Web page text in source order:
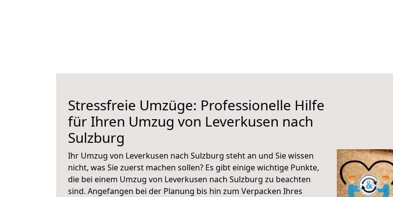
Stressfreie Umzüge: Professionelle Hilfe
für Ihren Umzug von Leverkusen nach
Sulzburg
Ihr Umzug von Leverkusen nach Sulzburg steht an und Sie wissen
nicht, was Sie zuerst machen sollen? Es gibt einige wichtige Punkte,
die bei einem Umzug von Leverkusen nach Sulzburg zu beachten
sind. Angefangen bei der Planung bis hin zum Verpacken Ihres